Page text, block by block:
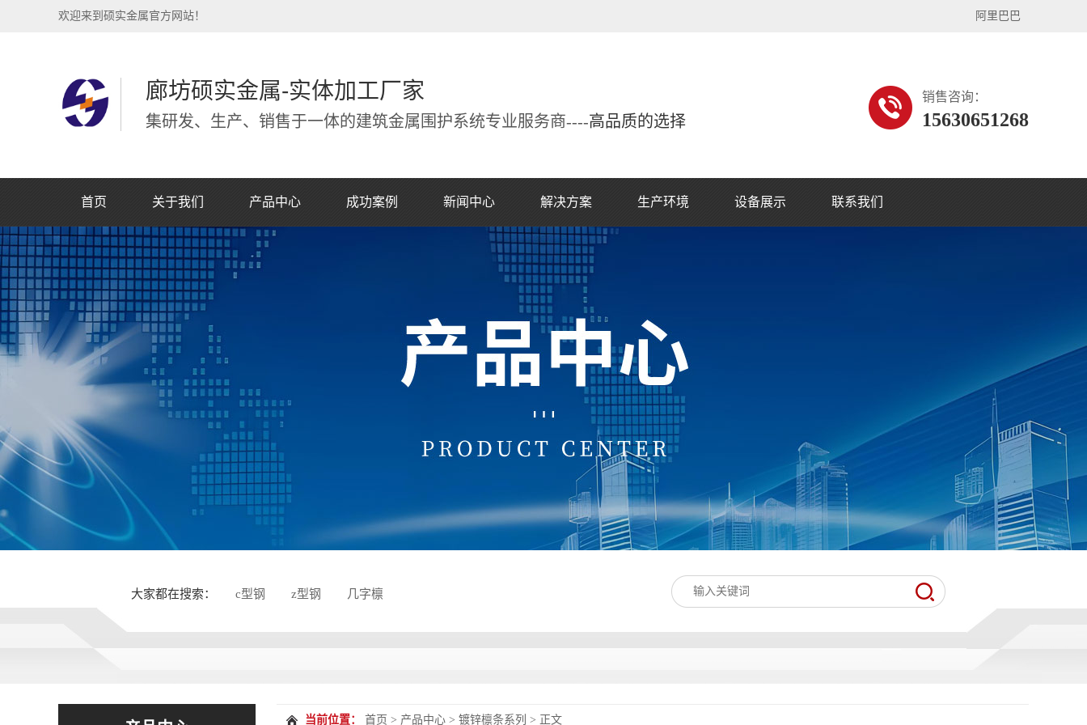
欢迎来到硕实金属官方网站！ 阿里巴巴
廊坊硕实金属-实体加工厂家
集研发、生产、销售于一体的建筑金属围护系统专业服务商----高品质的选择
销售咨询：
15630651268
首页 关于我们 产品中心 成功案例 新闻中心 解决方案 生产环境 设备展示 联系我们
大家都在搜索： c型钢 z型钢 几字檩
当前位置： 首页 > 产品中心 > 镀锌檩条系列 > 正文